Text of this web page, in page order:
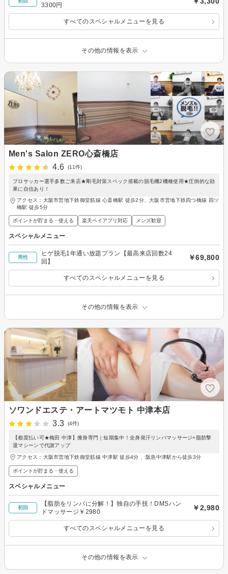
3300円
すべてのスペシャルメニューを見る
その他の情報を表示
Men's Salon ZERO心斎橋店
4.6
(11件)
プロサッカー選手多数ご来店★剛毛対策スペック搭載の脱毛機2機種使用★圧倒的な効
果に自信あり！
アクセス：大阪市営地下鉄御堂筋線 心斎橋駅 徒歩2分、大阪市営地下鉄四つ橋線 四ツ
橋駅 徒歩5分
ポイントが貯まる・使える 楽天ペイアプリ対応 メンズ歓迎
スペシャルメニュー
男性
ヒゲ脱毛1年通い放題プラン【最高来店回数24
回】
￥69,800
すべてのスペシャルメニューを見る
その他の情報を表示
ソワンドエステ・アートマツモト 中津本店
3.3
(4件)
【都度払い可★梅田 中津】痩身専門｜短期集中！全身発汗リンパマッサージ+脂肪撃
退マシーンで代謝アップ
アクセス：大阪市営地下鉄御堂筋線 中津駅 徒歩4分 、阪急中津駅から徒歩3分
ポイントが貯まる・使える
スペシャルメニュー
初回
【脂肪をリンパに分解！】独自の手技！DMSハン
ドマッサージ￥2980
￥2,980
すべてのスペシャルメニューを見る
その他の情報を表示